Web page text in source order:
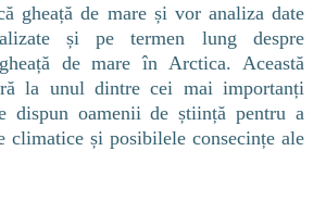
gheață de mare și vor analiza date
și pe termen lung despre
de mare în Arctica. Această
la unul dintre cei mai importanți
dispun oamenii de știință pentru a
climatice și posibilele consecințe ale